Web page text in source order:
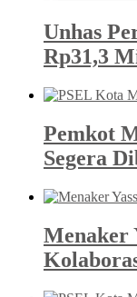
Unhas
Rp31,3
Pemkot
Segera
Menaker